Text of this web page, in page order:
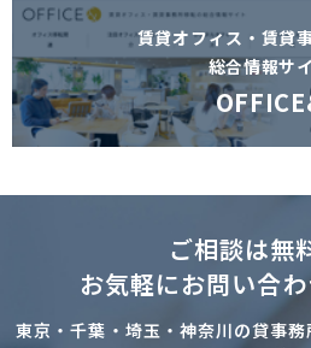
賃貸オフィス・賃貸
総合情報サ
ご相談は無
お気軽にお問い合わ
東京・千葉・埼玉・神奈川の貸事